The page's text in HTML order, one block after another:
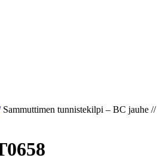
Sammuttimen tunnistekilpi – BC jauhe